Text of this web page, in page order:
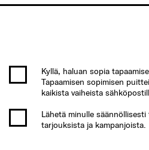
Kyllä, haluan sopia
Tapaamisen sopimisen
kaikista vaiheista
Lähetä minulle
tarjouksista ja kampanjoista.